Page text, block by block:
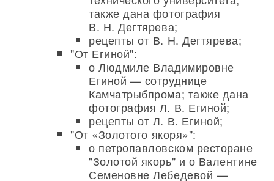
также дана фотография
В. Н. Дегтярева;
рецепты от В. Н. Дегтярева;
"От Егиной":
о Людмиле Владимировне
Егиной — сотруднице
Камчатрыбпрома; также дана
фотография Л. В. Егиной;
рецепты от Л. В. Егиной;
"От «Золотого якоря»":
о петропавловском ресторане
"Золотой якорь" и о Валентине
Семеновне Лебедевой —